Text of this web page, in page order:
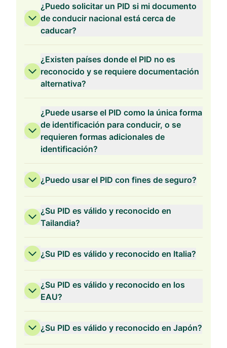
¿Puedo solicitar un PID si mi documento
de conducir nacional está cerca de
caducar?
¿Existen países donde el PID no es
reconocido y se requiere documentación
alternativa?
¿Puede usarse el PID como la única forma
de identificación para conducir, o se
requieren formas adicionales de
identificación?
¿Puedo usar el PID con fines de seguro?
¿Su PID es válido y reconocido en
Tailandia?
¿Su PID es válido y reconocido en Italia?
¿Su PID es válido y reconocido en los
EAU?
¿Su PID es válido y reconocido en Japón?